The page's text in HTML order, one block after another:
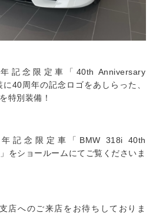
記念限定車「40th Anniversary
40周年の記念ロゴをあしらった、
特別装備！
記念限定車「BMW 318i 40th
をショールームにてご覧くださいま
店へのご来店をお待ちしておりま